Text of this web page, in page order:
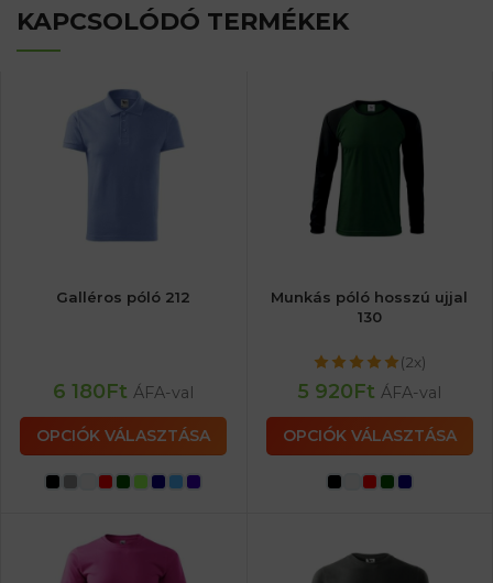
KAPCSOLÓDÓ TERMÉKEK
Galléros póló 212
6 180Ft ÁFA-val
OPCIÓK VÁLASZTÁSA
Munkás póló hosszú ujjal
130
(2x)
5 920Ft ÁFA-val
OPCIÓK VÁLASZTÁSA